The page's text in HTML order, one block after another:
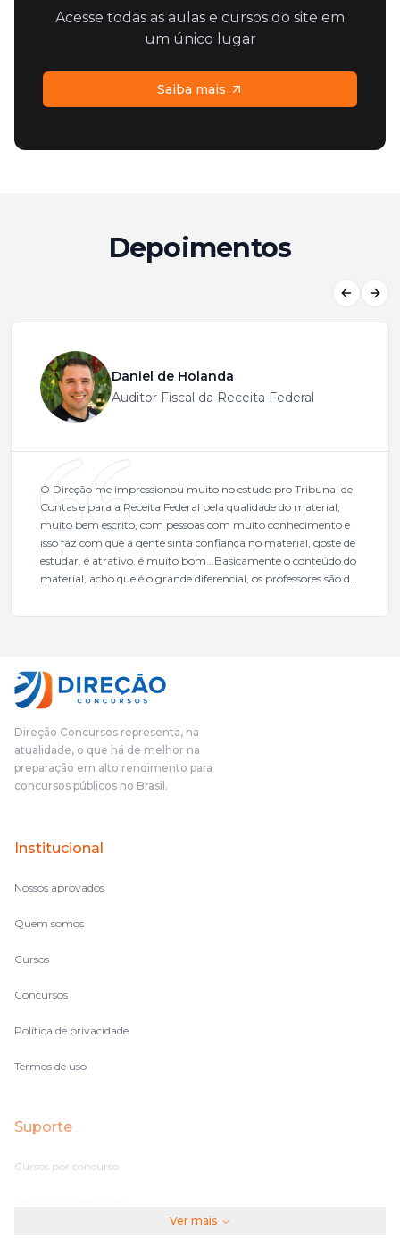
Acesse todas as aulas e cursos do site em
um único lugar
Saiba mais
Depoimentos
Daniel de Holanda
Auditor Fiscal da Receita Federal
O Direção me impressionou muito no estudo pro Tribunal de
Contas e para a Receita Federal pela qualidade do material,
muito bem escrito, com pessoas com muito conhecimento e
isso faz com que a gente sinta confiança no material, goste de
estudar, é atrativo, é muito bom...Basicamente o conteúdo do
material, acho que é o grande diferencial, os professores são de
mais excelentes cargos da administração pública.Eu sempre
fundamental na minha derrota no ano passado para que eu
pudesse enxergar o que eu errei e corrigir minha rota.E além
das aulas vocês(Direção Concursos), que fizeram um
o aluno, além de ter que estudar, ele tem que perder tempo
fazendo um cronograma, num pós- edital é muito
complicado, é uma avalanche de informação, então vocês
terem feito isso é muito bacana, porque quando eu me sentia
no volume de matérias.
Direção Concursos representa, na
atualidade, o que há de melhor na
preparação em alto rendimento para
concursos públicos no Brasil.
Institucional
Nossos aprovados
Quem somos
Cursos
Concursos
Política de privacidade
Termos de uso
Suporte
Cursos por concurso
Ver mais